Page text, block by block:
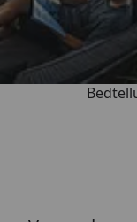
„Von